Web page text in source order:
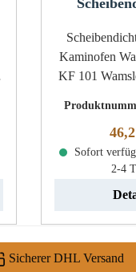
Scheibendichtung
Kaminofen
KF 101
Ofenschnur
Länge 3,00 m
Sofort
2-4
Sicherer DHL Versand